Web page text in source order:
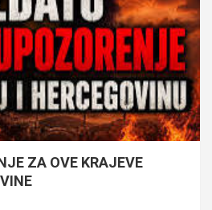
ZA OVE KRAJEVE